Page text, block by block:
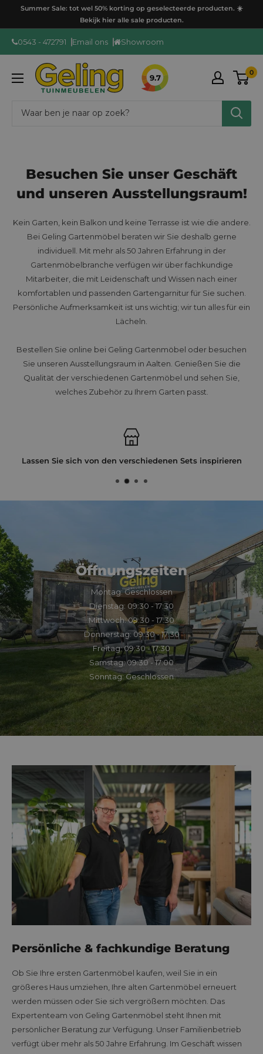
Summer Sale: tot wel 50% korting op geselecteerde producten. ☀️
Bekijk hier alle sale producten.
0543 - 472791 Email ons Showroom
GelingTuinmeubelen
9.7
0
Besuchen Sie unser Geschäft
und unseren Ausstellungsraum!
Kein Garten, kein Balkon und keine Terrasse ist wie die andere.
Bei Geling Gartenmöbel beraten wir Sie deshalb gerne
individuell. Mit mehr als 50 Jahren Erfahrung in der
Gartenmöbelbranche verfügen wir über fachkundige
Mitarbeiter, die mit Leidenschaft und Wissen nach einer
komfortablen und passenden Gartengarnitur für Sie suchen.
Persönliche Aufmerksamkeit ist uns wichtig; wir tun alles für ein
Lächeln.
Bestellen Sie online bei Geling Gartenmöbel oder besuchen
Sie unseren Ausstellungsraum in Aalten. Genießen Sie die
Qualität der verschiedenen Gartenmöbel und sehen Sie,
welches Zubehör zu Ihrem Garten passt.
Lassen Sie sich von den verschiedenen Sets inspirieren
Öffnungszeiten
Montag: Geschlossen
Dienstag: 09:30 - 17:30
Mittwoch: 09:30 - 17:30
Donnerstag: 09:30 - 17:30
Freitag: 09:30 - 17:30
Samstag: 09:30 - 17:00
Sonntag: Geschlossen
Persönliche & fachkundige Beratung
Ob Sie Ihre ersten Gartenmöbel kaufen, weil Sie in ein
größeres Haus umziehen, Ihre alten Gartenmöbel erneuert
werden müssen oder Sie sich vergrößern möchten. Das
Expertenteam von Geling Gartenmöbel steht Ihnen mit
persönlicher Beratung zur Verfügung. Unser Familienbetrieb
verfügt über mehr als 50 Jahre Erfahrung. Im Geschäft wissen